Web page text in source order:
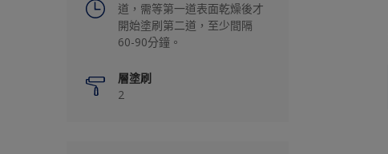
道，需等第一道表面乾燥後才
開始塗刷第二道，至少間隔
60-90分鐘。
層塗刷
2